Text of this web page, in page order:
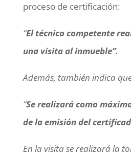
proceso de certificación:
“El técnico competente
una visita al inmueble”.
Además, también indica
“Se realizará como
de la emisión del
En la visita se realizará la